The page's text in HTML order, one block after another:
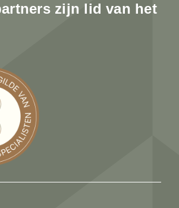
zijn lid van het